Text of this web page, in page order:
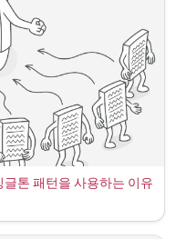
있으면 안된다.
는 필드가 있으면 안된다.
테이너 모습
톤 패턴을 사용하는 이유